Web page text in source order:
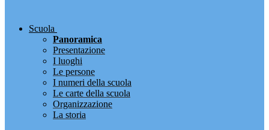
Scuola
Panoramica
Presentazione
I luoghi
Le persone
I numeri della scuola
Le carte della scuola
Organizzazione
La storia